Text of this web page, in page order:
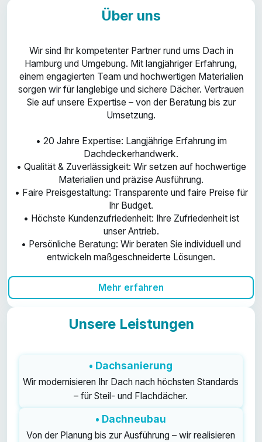
Über uns
Wir sind Ihr kompetenter Partner rund ums Dach in
Hamburg und Umgebung. Mit langjähriger Erfahrung,
einem engagierten Team und hochwertigen Materialien
sorgen wir für langlebige und sichere Dächer. Vertrauen
Sie auf unsere Expertise – von der Beratung bis zur
Umsetzung.
• 20 Jahre Expertise: Langjährige Erfahrung im
Dachdeckerhandwerk.
• Qualität & Zuverlässigkeit: Wir setzen auf hochwertige
Materialien und präzise Ausführung.
• Faire Preisgestaltung: Transparente und faire Preise für
Ihr Budget.
• Höchste Kundenzufriedenheit: Ihre Zufriedenheit ist
unser Antrieb.
• Persönliche Beratung: Wir beraten Sie individuell und
entwickeln maßgeschneiderte Lösungen.
Mehr erfahren
Unsere Leistungen
• Dachsanierung
Wir modernisieren Ihr Dach nach höchsten Standards
– für Steil- und Flachdächer.
• Dachneubau
Von der Planung bis zur Ausführung – wir realisieren